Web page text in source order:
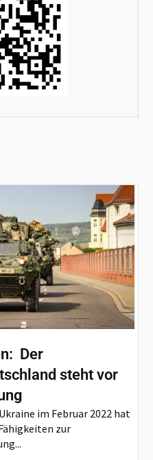
Der
steht vor
im Februar 2022 hat
zur